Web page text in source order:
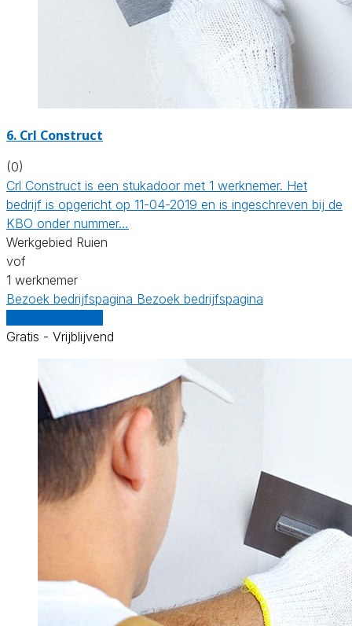
6. Crl Construct
(0)
Crl Construct is een stukadoor met 1 werknemer. Het
bedrijf is opgericht op 11-04-2019 en is ingeschreven bij de
KBO onder nummer…
Werkgebied Ruien
vof
1 werknemer
Bezoek bedrijfspagina Bezoek bedrijfspagina
Gratis - Vrijblijvend